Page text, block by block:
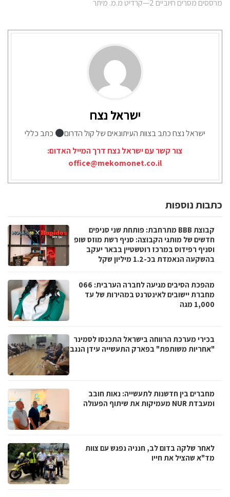
מרססים מסרים חיוביים 2—קרדיט מ.מ. מיתר
ישראל נצח
ישראל נצח כתב בצוות העיתונאים של קול הדרום
כתב כללי
צור קשר עם ישראל נצח דרך המייל האדום:
office@mekomonet.co.il
כתבות נוספות
קבוצת BBB מתרחבת: פותחת שני סניפים
חדשים של מותגי הקבוצה: סניף רשת מוזס שופ
וסניף רפידוס במרכז רוטשטיין בבאר יעקב
בהשקעה הנאמדת בכ-1.2 מיליון שקל
מהפכת הסיבים מגיעה לחברה הערבית: 066
מחברת יישובים לאינטרנט במהירות של עד
1,000 מגה
בכירי מערכת הרווחה בישראל התכנסו לסמינר
"אחריות משותפת" בפארק התעשייה עידן הנגב
מחברים בין חדשנות לתעשייה: נאות חובב
ומעבדת NUR מעמיקות את שיתוף הפעולה
לאחר שלקה בדום לב, חנניה נפגש עם צוות
מד"א שהציל את חייו